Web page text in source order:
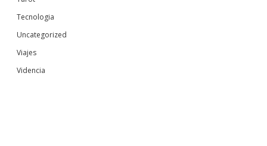
Tecnologia
Uncategorized
Viajes
Videncia